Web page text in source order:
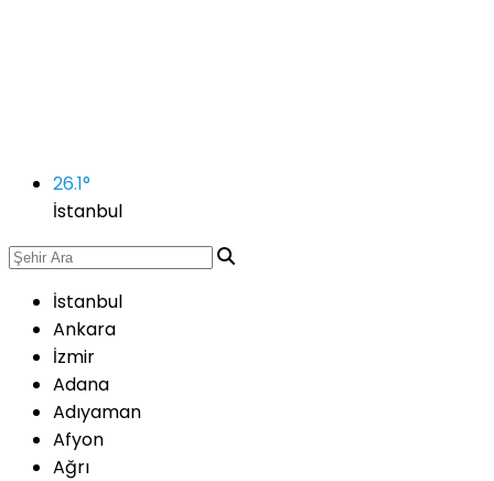
26.1°
İstanbul
İstanbul
Ankara
İzmir
Adana
Adıyaman
Afyon
Ağrı